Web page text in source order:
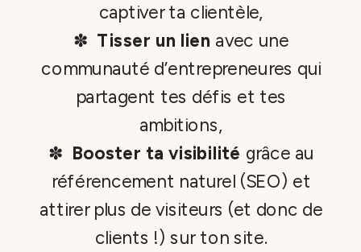
captiver ta clientèle,
✽ Tisser un lien avec une
communauté d’entrepreneures qui
partagent tes défis et tes
ambitions,
✽ Booster ta visibilité grâce au
référencement naturel (SEO) et
attirer plus de visiteurs (et donc de
clients !) sur ton site.